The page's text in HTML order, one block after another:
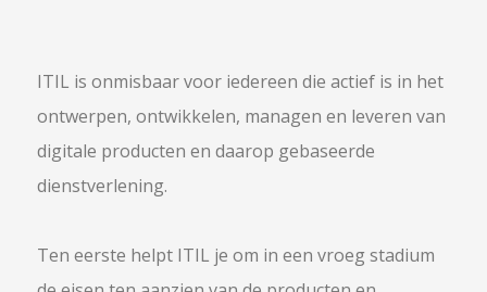
ITIL is onmisbaar voor iedereen die actief is in het
ontwerpen, ontwikkelen, managen en leveren van
digitale producten en daarop gebaseerde
dienstverlening.
Ten eerste helpt ITIL je om in een vroeg stadium